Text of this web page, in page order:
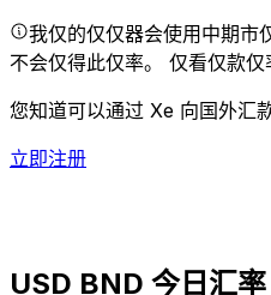
我仅的仅仅器会使用中期市
不会仅得此仅率。 仅看仅款仅
您知道可以通过 Xe 向国外汇
立即注册
USD BND 今日汇率